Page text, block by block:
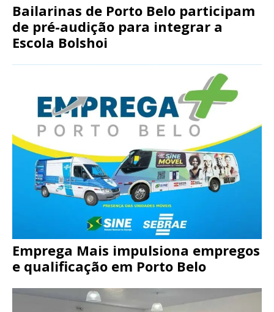
Bailarinas de Porto Belo participam
de pré-audição para integrar a
Escola Bolshoi
Emprega Mais impulsiona empregos
e qualificação em Porto Belo